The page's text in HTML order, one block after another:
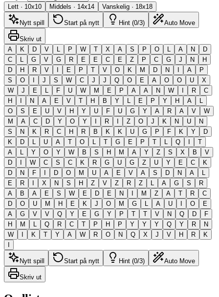
Lett · 10x10 Middels · 14x14 Vanskelig · 18x18
Nytt spill Start på nytt Hint (0/3) Auto Move
Skriv ut
A
K D V L P W T X A S P O L A N
D
C
L G V G R E E C E Z P C G J N
H
D
H R V I E P T V O K M D N I A
P
S
O I J S W C J J Q O E A O O U
X
W
J E L F U W M E P A A N W I R
C
H
I N A E V T H B Y L E P Y H A
L
O
S E U V H Y U F U G Y A R A V
W
M
A C D Y O Y I R I Z O J K N U
N
S
N K R C H R B K K U G P F K Y
D
K
D L U A T O L T G E P T L Q I
T
A
L Y O Y W B S H M A Y Z S X B
V
D
I W C S C K R G U G Z U Y E C
K
D
N F I D O M U A E V A S D N A
L
E
R I X N S H Z V Z R Z L A G S
R
A
B A E S W E D E N I M Z A T R
C
D
O U M H E K J O M G L A U I O
E
A
G V V Q Y E G Y P T T V N Q D
F
H
M L Q R C T P H P Y Y Y Q Y R
N
W
I K T Y A W R O N Q X J V H R
K
I
Nytt spill Start på nytt Hint (0/3) Auto Move
Skriv ut